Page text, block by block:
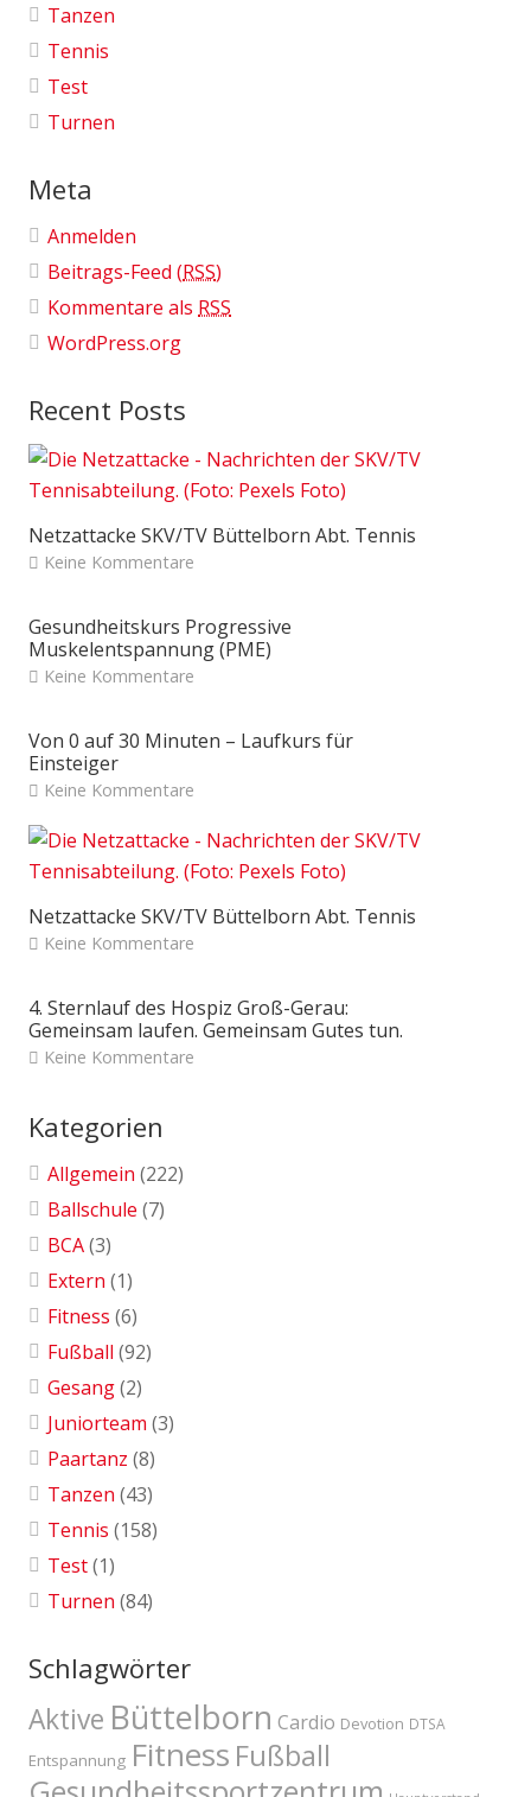
Tanzen
Tennis
Test
Turnen
Meta
Anmelden
Beitrags-Feed (RSS)
Kommentare als RSS
WordPress.org
Recent Posts
Netzattacke SKV/TV Büttelborn Abt. Tennis
Keine Kommentare
Gesundheitskurs Progressive
Muskelentspannung (PME)
Keine Kommentare
Von 0 auf 30 Minuten – Laufkurs für
Einsteiger
Keine Kommentare
Netzattacke SKV/TV Büttelborn Abt. Tennis
Keine Kommentare
4. Sternlauf des Hospiz Groß-Gerau:
Gemeinsam laufen. Gemeinsam Gutes tun.
Keine Kommentare
Kategorien
Allgemein (222)
Ballschule (7)
BCA(3)
Extern (1)
Fitness (6)
Fußball (92)
Gesang(2)
Juniorteam (3)
Paartanz (8)
Tanzen (43)
Tennis (158)
Test(1)
Turnen (84)
Schlagwörter
Aktive Büttelborn Cardio Devotion DTSA
Entspannung Fitness Fußball